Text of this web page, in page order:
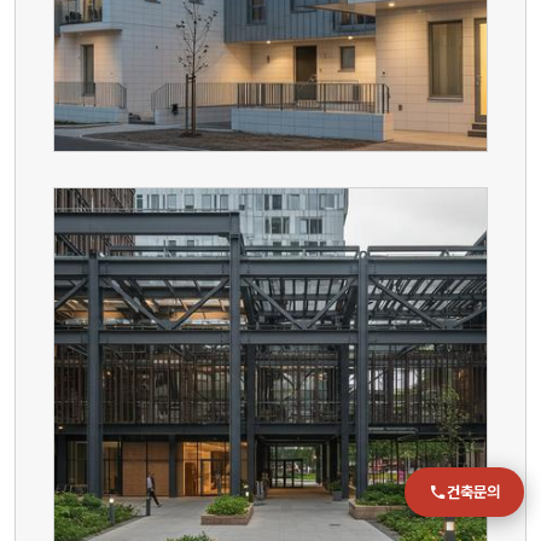
건축문의
전화
051-711-2397
이메일
부산 강서구 명지국제2로 41
POSCO 샤인오피스 306호
운영시간
월–금 09:00–18:00